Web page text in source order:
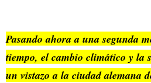
Pasando ahora a una segunda
tiempo, el cambio climático y la
un vistazo a la ciudad alemana